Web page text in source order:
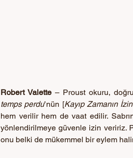
Robert Valette – Proust okuru,
temps perdu’nün [Kayıp Zamanın
hem verilir hem de vaat edilir.
yönlendirilmeye güvenle izin veririz.
onu belki de mükemmel bir eylem